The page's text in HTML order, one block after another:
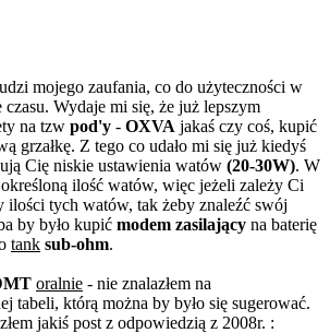
mojego zaufania, co do użyteczności w
czasu. Wydaje mi się, że już lepszym
na tzw pod'y - OXVA jakaś czy coś, kupić
grzałkę. Z tego co udało mi się już kiedyś
Cię niskie ustawienia watów (20-30W). W
ilość watów, więc jeżeli zależy Ci
ilości tych watów, tak żeby znaleźć swój
by było kupić modem zasilający na baterię
tank sub-ohm.
oralnie - nie znalazłem na
tabeli, którą można by było się sugerować.
jakiś post z odpowiedzią z 2008r. :